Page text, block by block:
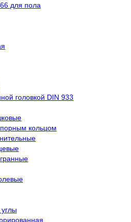
для пола
головкой DIN 933
кольцом